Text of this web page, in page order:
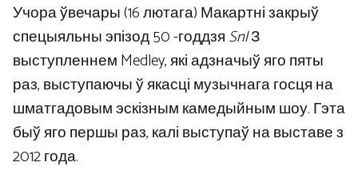
Учора ўвечары (16 лютага) Макартні закрыў
спецыяльны эпізод 50 -годдзяSnlЗ
выступленнем Medley, які адзначыў яго пяты
раз, выступаючы ў якасці музычнага госця на
шматгадовым эскізным камедыйным шоу. Гэта
быў яго першы раз, калі выступаў на выставе з
2012 года.